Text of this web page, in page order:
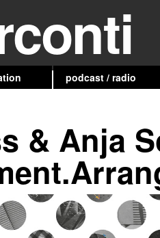
podcast / radio
& Anja